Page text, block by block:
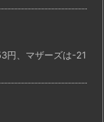
円、マザーズは-21